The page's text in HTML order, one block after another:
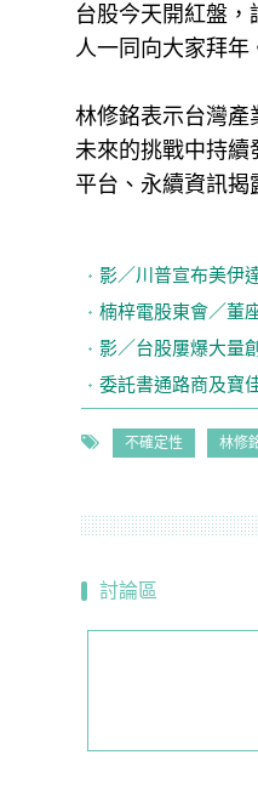
台股今天開紅盤
人一同向大家拜年
林修銘表示台灣產
未來的挑戰中持
平台、永續資訊揭
影／川普宣布美伊
楠梓電股東會／董
影／台股屢爆大量
委託書通路商及寶
不確定性 林修
討論區